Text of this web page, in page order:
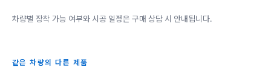
차량별 장착 가능 여부와 시공 일정은 구매 상담 시 안내됩니다.
같은 차량의 다른 제품